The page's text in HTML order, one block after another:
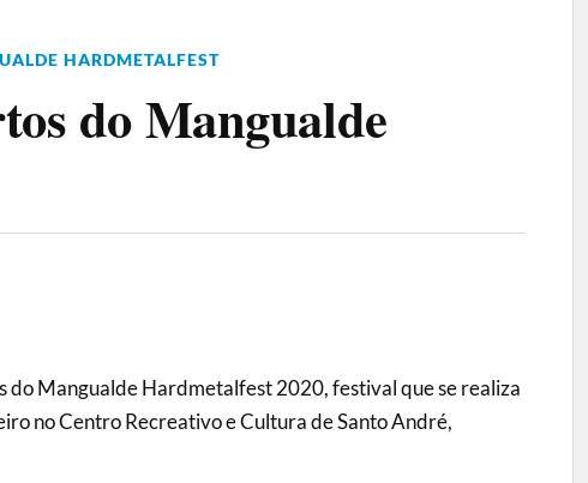
HARDMETALFEST
do Mangualde
do Mangualde Hardmetalfest 2020, festival que se realiza
no Centro Recreativo e Cultura de Santo André,